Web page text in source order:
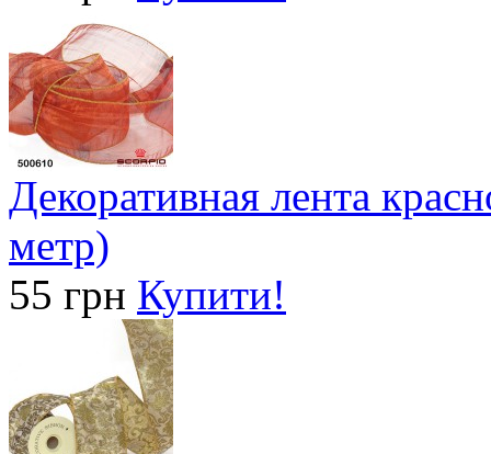
Декоративная лента
метр)
55 грн Купити!